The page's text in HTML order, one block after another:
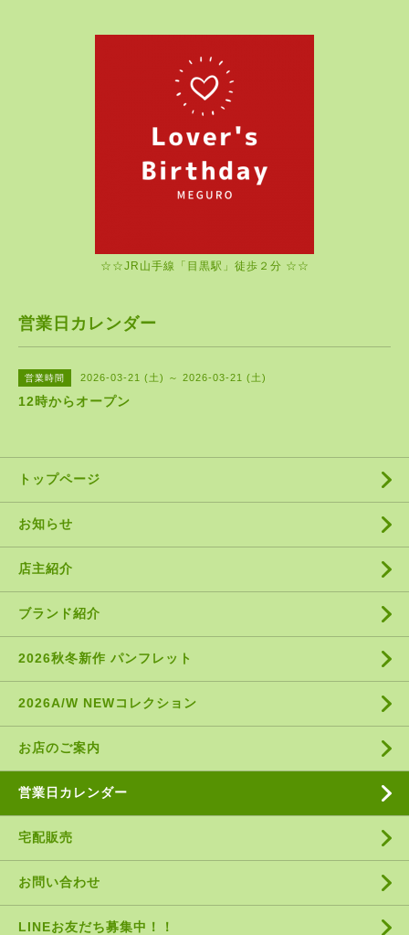
☆☆JR山手線「目黒駅」徒歩２分 ☆☆
営業日カレンダー
営業時間 2026-03-21 (土) ～ 2026-03-21 (土)
12時からオープン
トップページ
お知らせ
店主紹介
ブランド紹介
2026秋冬新作 パンフレット
2026A/W NEWコレクション
お店のご案内
営業日カレンダー
宅配販売
お問い合わせ
LINEお友だち募集中！！